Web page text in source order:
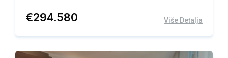
€294.580 Više Detalja